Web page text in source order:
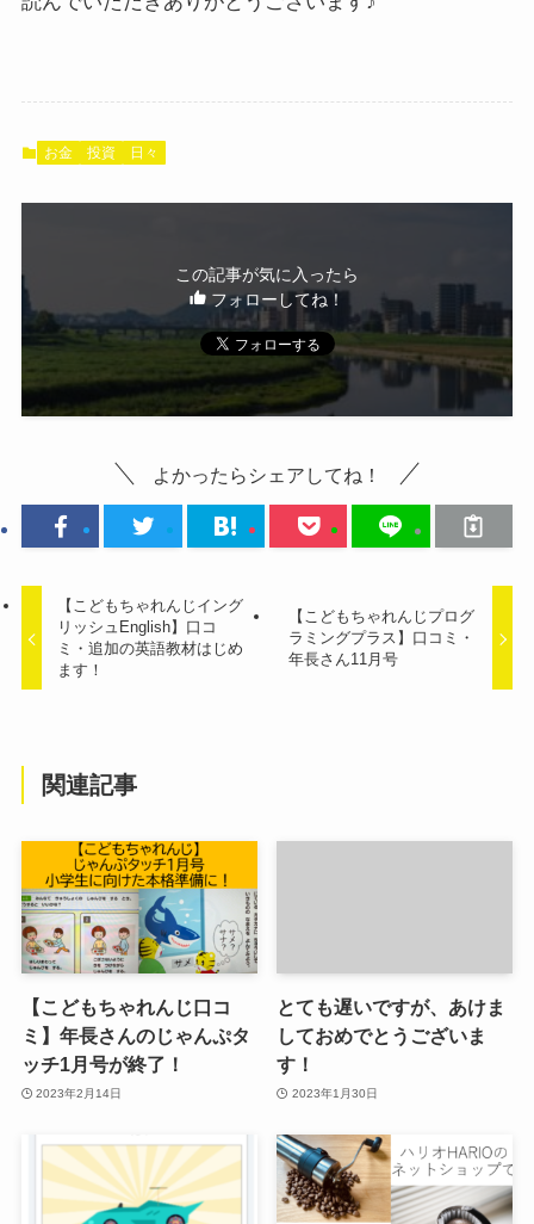
お金 投資 日々
この記事が気に入ったら
フォローしてね！
よかったらシェアしてね！
【こどもちゃれんじイング
リッシュEnglish】口コ
ミ・追加の英語教材はじめ
ます！
【こどもちゃれんじプログ
ラミングプラス】口コミ・
年長さん11月号
関連記事
【こどもちゃれんじ口コ
ミ】年長さんのじゃんぷタ
ッチ1月号が終了！
2023年2月14日
とても遅いですが、あけま
しておめでとうございま
す！
2023年1月30日